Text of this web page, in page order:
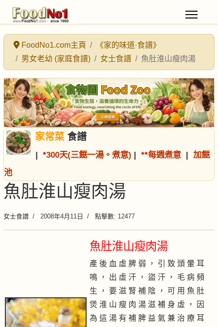
FoodNo1.com主頁
《家的味道·食譜》
男女老幼 (家庭食譜)
女士食譜 魚肚淮山瘦肉湯
家常菜食譜
| *300天(三餸一湯。煮意) | **每週煮意 | 加餸
池
魚肚淮山瘦肉湯
女士食譜 2008年4月11日 點擊數: 12477
魚肚淮山瘦肉湯
產 後 血 虛 脾 弱 ， 引 致 頭 暈 耳
鳴 ， 出 虛 汗 ， 盜 汗 ， 毛 病 頻
生 ， 要 滋 腎 補 陰 ， 可 用 魚 肚
煲 淮 山 瘦 肉 湯 滋 補 身 虛 ， 因
為 這 湯 有 補 脾 益 氣 兼 治 療 耳